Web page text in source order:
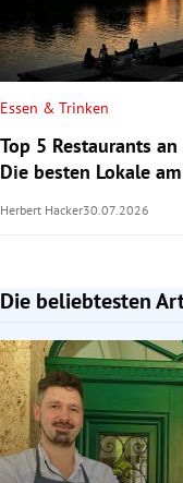
Essen & Trinken
Top 5 Restaurants
Die besten Lokale
Herbert Hacker30.07.2026
Die beliebtesten
Slide 1 von 7